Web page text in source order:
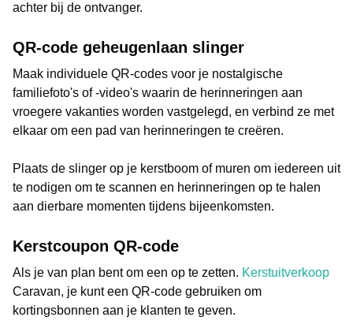
achter bij de ontvanger.
QR-code geheugenlaan slinger
Maak individuele QR-codes voor je nostalgische
familiefoto's of -video's waarin de herinneringen aan
vroegere vakanties worden vastgelegd, en verbind ze met
elkaar om een pad van herinneringen te creëren.
Plaats de slinger op je kerstboom of muren om iedereen uit
te nodigen om te scannen en herinneringen op te halen
aan dierbare momenten tijdens bijeenkomsten.
Kerstcoupon QR-code
Als je van plan bent om een ​​op te zetten. Kerstuitverkoop
Caravan, je kunt een QR-code gebruiken om
kortingsbonnen aan je klanten te geven.